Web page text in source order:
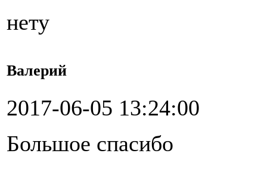
нету
Валерий
2017-06-05 13:24:00
Большое спасибо